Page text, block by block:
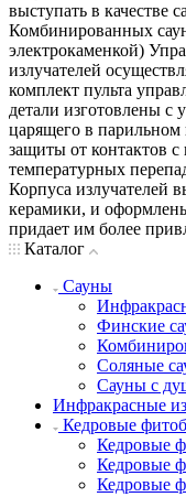
выступать в качестве
Комбинированных
электрокаменкой)
излучателей
комплект пульта
детали изготовлены с
царящего в
защиты от контактов
температурных
Корпуса излучателей
керамики, и
придает им более
Каталог
Сауны
Финские
Соляные
Сауны с
Инфракрасные
Кедровые
Кедровые
Кедровые
Кедровые